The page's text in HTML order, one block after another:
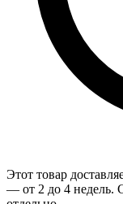
Этот товар
— от 2 до 4 недель.